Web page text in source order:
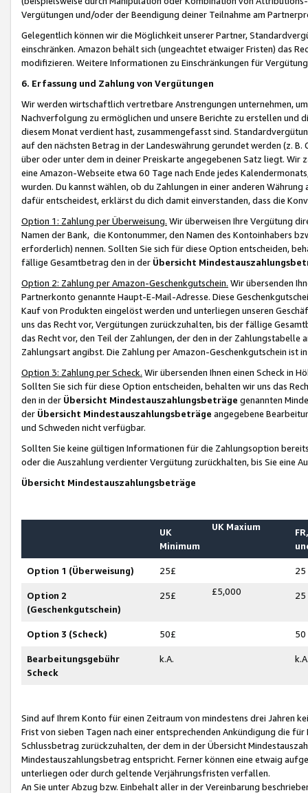
Vergütungen und/oder der Beendigung deiner Teilnahme am
Gelegentlich können wir die Möglichkeit unserer Partner,
einschränken. Amazon behält sich (ungeachtet etwaiger Fristen) das
modifizieren. Weitere Informationen zu Einschränkungen für
6. Erfassung und Zahlung von Vergütungen
Wir werden wirtschaftlich vertretbare Anstrengungen unternehmen,
Nachverfolgung zu ermöglichen und unsere Berichte zu erstellen und
diesem Monat verdient hast, zusammengefasst sind.
auf den nächsten Betrag in der Landeswährung gerundet werden (z.
über oder unter dem in deiner Preiskarte angegebenen Satz liegt.
eine Amazon-Webseite etwa 60 Tage nach Ende jedes
wurden. Du kannst wählen, ob du Zahlungen in einer anderen
dafür entscheidest, erklärst du dich damit einverstanden, dass die
Option 1: Zahlung per Überweisung. Wir überweisen Ihre Vergütung
Namen der Bank, die Kontonummer, den Namen des Kontoinhabers
erforderlich) nennen. Sollten Sie sich für diese Option entscheiden,
fällige Gesamtbetrag den in der Übersicht
Option 2: Zahlung per Amazon-Geschenkgutschein. Wir übersenden
Partnerkonto genannte Haupt-E-Mail-Adresse. Diese
Kauf von Produkten eingelöst werden und unterliegen unseren
uns das Recht vor, Vergütungen zurückzuhalten, bis der fällige
das Recht vor, den Teil der Zahlungen, der den in der
Zahlungsart angibst. Die Zahlung per Amazon-Geschenkgutschein ist
Option 3: Zahlung per Scheck. Wir übersenden Ihnen einen Scheck in
Sollten Sie sich für diese Option entscheiden, behalten wir uns das
den in der Übersicht Mindestauszahlungsbeträge genannten
der Übersicht Mindestauszahlungsbeträge angegebene
und Schweden nicht verfügbar.
Sollten Sie keine gültigen Informationen für die Zahlungsoption
oder die Auszahlung verdienter Vergütung zurückhalten, bis Sie
Übersicht Mindestauszahlungsbeträge
UK
Minimum
UK Maxium
Option 1 (Überweisung) 25£ 25
Option 2
(Geschenkgutschein)
25£ £5,000 25
Option 3 (Scheck) 50£ 50
Bearbeitungsgebühr
Scheck
k.A.
Sind auf Ihrem Konto für einen Zeitraum von mindestens drei Jahren
Frist von sieben Tagen nach einer entsprechenden Ankündigung die
Schlussbetrag zurückzuhalten, der dem in der Übersicht
Mindestauszahlungsbetrag entspricht. Ferner können eine etwaig
unterliegen oder durch geltende Verjährungsfristen verfallen.
An Sie unter Abzug bzw. Einbehalt aller in der Vereinbarung